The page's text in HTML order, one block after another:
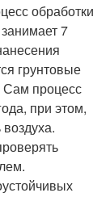
обработки
7
грунтовые
процесс
при этом,